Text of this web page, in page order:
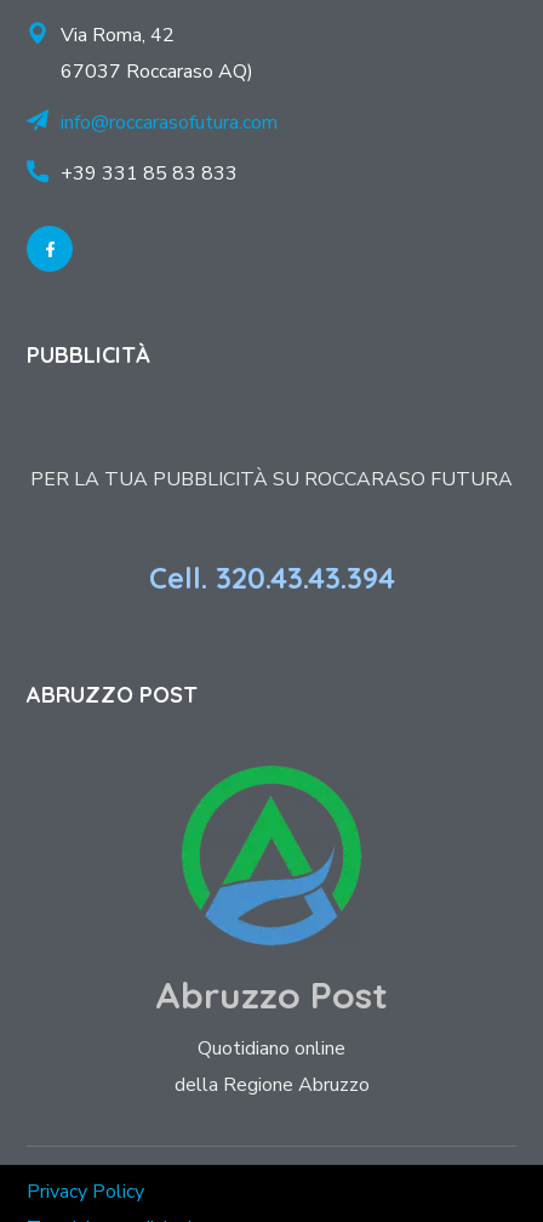
Via Roma, 42
67037 Roccaraso AQ)
info@roccarasofutura.com
+39 331 85 83 833
PUBBLICITÀ
PER LA TUA PUBBLICITÀ SU ROCCARASO FUTURA
Cell. 320.43.43.394
ABRUZZO POST
Abruzzo Post
Quotidiano online
della Regione Abruzzo
Privacy Policy